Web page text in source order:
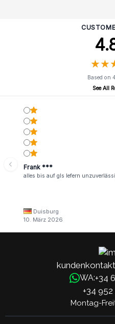
★★
★★
Based on
See All
Frank ***
alles bis auf gls lefern
Duisburg
10. März 2026
WA:+34
+34
Montag-